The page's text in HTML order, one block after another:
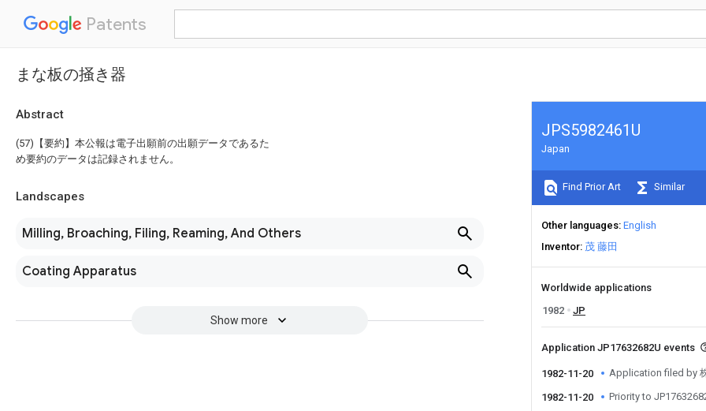
Patents
まな板の掻き器
Abstract
(57)【要約】本公報は電子出願前の出願データであるた
め要約のデータは記録されません。
Landscapes
Milling, Broaching, Filing, Reaming, And Others
Coating Apparatus
Show more
JPS5982461U
Japan
Find Prior Art Similar
Other languages English
Inventor 茂 藤田
Worldwide applications
1982
JP
Application JP17632682U events
1982-11-20 Application filed by
1982-11-20 Priority to